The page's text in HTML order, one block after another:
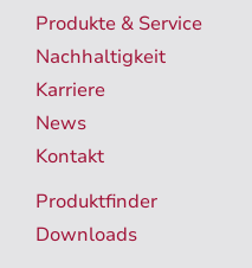
Produkte & Service
Nachhaltigkeit
Karriere
News
Kontakt
Produktfinder
Downloads